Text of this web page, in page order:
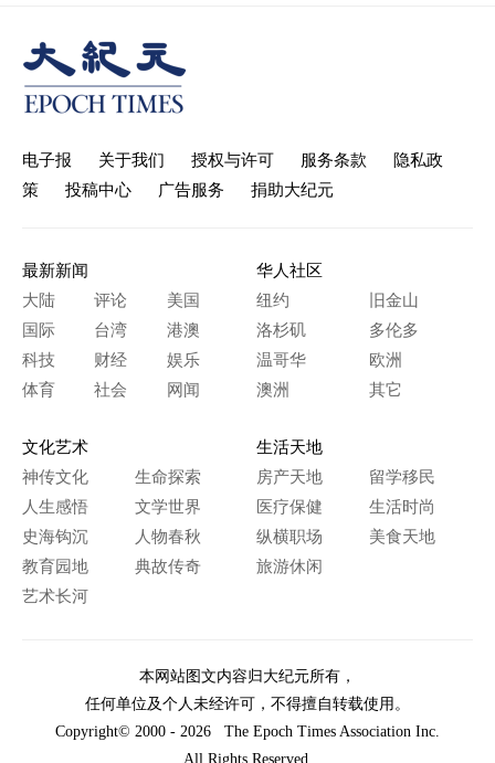
电子报 关于我们 授权与许可 服务条款
隐私政
策
投稿中心 广告服务 捐助大纪元
最新新闻
大陆
评论
美国
国际
台湾
港澳
科技
财经
娱乐
体育
社会 网闻
华人社区
纽约
旧金山
洛杉矶
多伦多
温哥华
欧洲
澳洲
其它
文化艺术
神传文化
生命探索
人生感悟
文学世界
史海钩沉
人物春秋
教育园地
典故传奇
艺术长河
生活天地
房产天地
留学移民
医疗保健
生活时尚
纵横职场
美食天地
旅游休闲
本网站图文内容归大纪元所有，
任何单位及个人未经许可，不得擅自转载使用。
Copyright© 2000 - 2026 The Epoch Times Association Inc.
All Rights Reserved.